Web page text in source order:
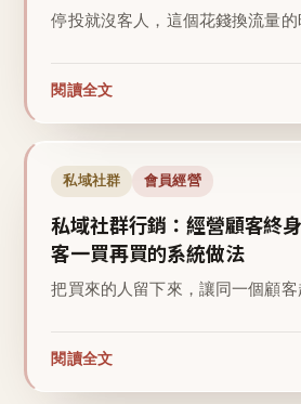
停投就沒客人，這個花錢換流量的
閱讀全文
私域社群 會員經營
私域社群行銷：經營顧客終
客一買再買的系統做法
把買來的人留下來，讓同一個顧客
閱讀全文